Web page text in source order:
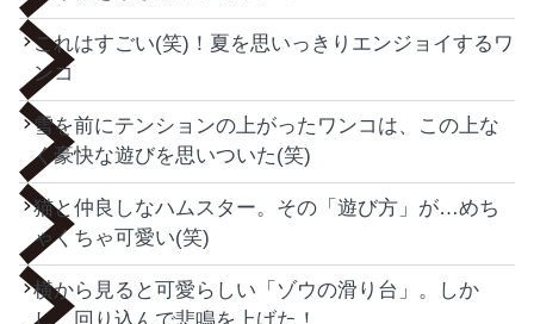
これはすごい(笑)！夏を思いっきりエンジョイするワ
ンコ
雪を前にテンションの上がったワンコは、この上な
く豪快な遊びを思いついた(笑)
猫と仲良しなハムスター。その「遊び方」が…めち
ゃくちゃ可愛い(笑)
横から見ると可愛らしい「ゾウの滑り台」。しか
し、回り込んで悲鳴を上げた！